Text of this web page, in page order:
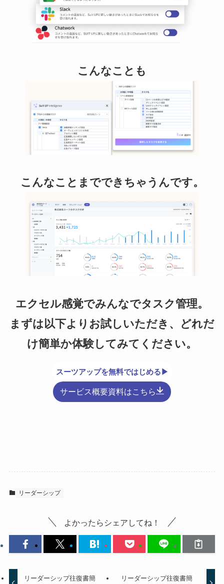
こんなことも
こんなことまでできちゃうんです。
エクセル感覚でみんなでタスク管理。
まずは以下よりお試しいただき、どれだ
け簡単か体験してみてください。
スーツアップを無料ではじめる▶
サービス概要資料はこちら
リーダーシップ
よかったらシェアしてね！
リーダーシップ往復書簡
リーダーシップ往復書簡